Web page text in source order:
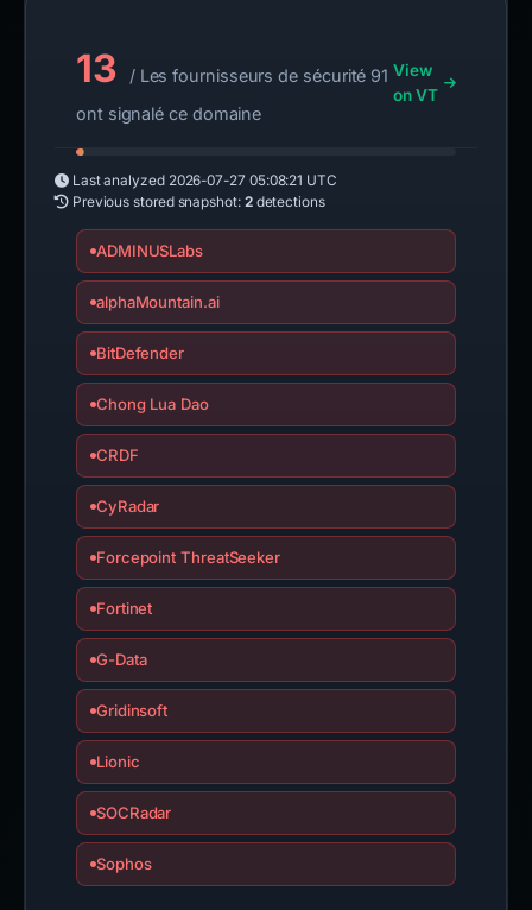
13
/ Les fournisseurs de sécurité 91
ont signalé ce domaine
View
on VT
Last analyzed 2026-07-27 05:08:21 UTC
Previous stored snapshot: 2detections
ADMINUSLabs
alphaMountain.ai
BitDefender
Chong Lua Dao
CRDF
CyRadar
Forcepoint ThreatSeeker
Fortinet
G-Data
Gridinsoft
Lionic
SOCRadar
Sophos